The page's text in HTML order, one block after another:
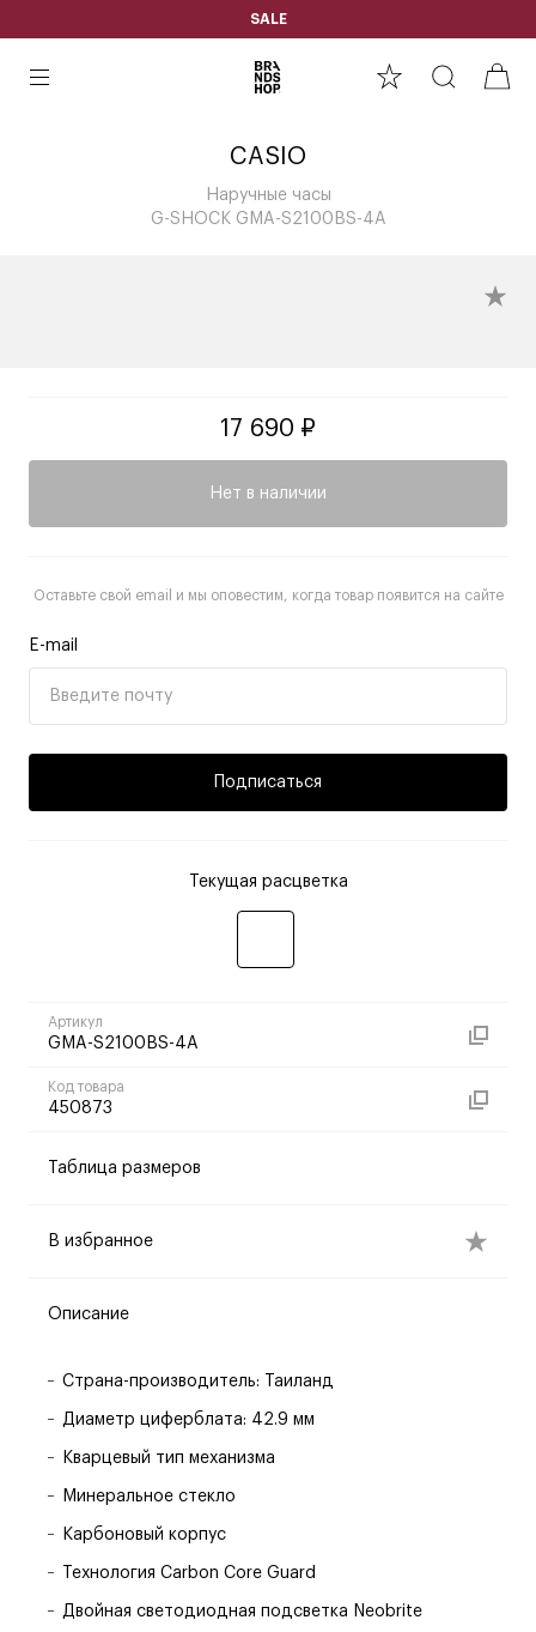
SALE
CASIO
Наручные часы
G-SHOCK GMA-S2100BS-4A
17 690 ₽
Нет в наличии
Оставьте свой email и мы оповестим, когда товар появится на сайте
E-mail
Подписаться
Текущая расцветка
Артикул
GMA-S2100BS-4A
Код товара
450873
Таблица размеров
В избранное
Описание
Страна-производитель: Таиланд
Диаметр циферблата: 42.9 мм
Кварцевый тип механизма
Минеральное стекло
Карбоновый корпус
Технология Carbon Core Guard
Двойная светодиодная подсветка Neobrite